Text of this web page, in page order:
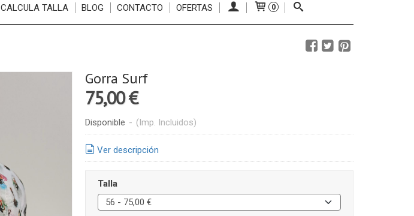
CALCULA TALLA BLOG CONTACTO OFERTAS 0
Gorra Surf
75,00 €
Disponible - (Imp. Incluidos)
Ver descripción
Talla